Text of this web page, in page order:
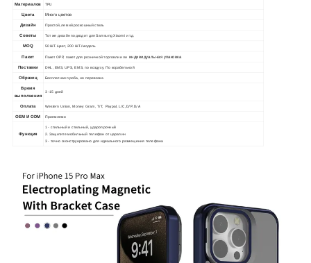
Материалов TPU
Цвета Много цветов
Дизайн Простой, легкий роскошный стиль
Советы Тот же дизайн подходит для Samsung Xiaomi и т.д.
MOQ 50 ШТ./цвет, 200 ШТ./модель
Пакет Пакет OPP, пакет для розничной торговли или индивидуальная упаковка
Поставки DHL, EMS, UPS, EMS, по воздуху, По корабельной
Образец Бесплатная проба, но перевозка
Время
выполнения
3 -15 дней
Оплата Western Union, Money Gram, T/T, Paypal, L/C, D/P, D/A
OEM И ODM Приемлемо
Функция
1 - стильный и стильный, ударопрочный
2. Защитите мобильный телефон от царапин
3 - точно сконструировано для идеального размещения телефона